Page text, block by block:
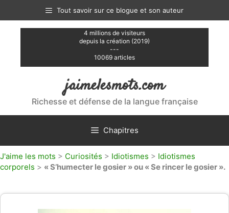
contenu
Tout savoir sur ce blogue et son auteur
4 millions de visiteurs
depuis la création (2019)
---
10069 articles
jaimelesmots.com
Richesse et défense de la langue française
Chapitres
J'aime les mots > Curiosités > Idiotismes > Idiotismes
corporels > « S’humecter le gosier » ou « Se rincer le gosier ».